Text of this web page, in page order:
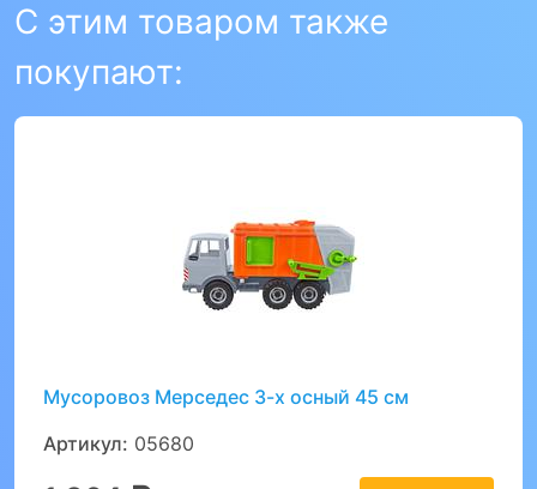
С этим товаром также
покупают:
Мусоровоз Мерседес 3-х осный 45 см
Артикул: 05680